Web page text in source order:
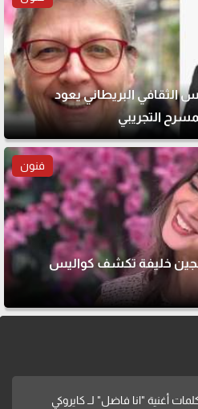
المجلس الثقافي البريطاني يعود
التجريبي
فنون
لجين خليفة تكشف كواليس
أغنية "انا فاضل" لــ كايروكي